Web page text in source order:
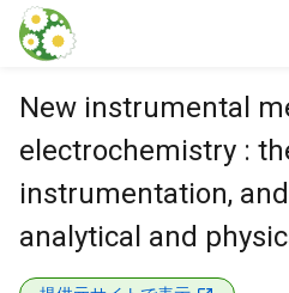
本文に飛ぶ
New instrumental
electrochemistry :
instrumentation,
analytical and